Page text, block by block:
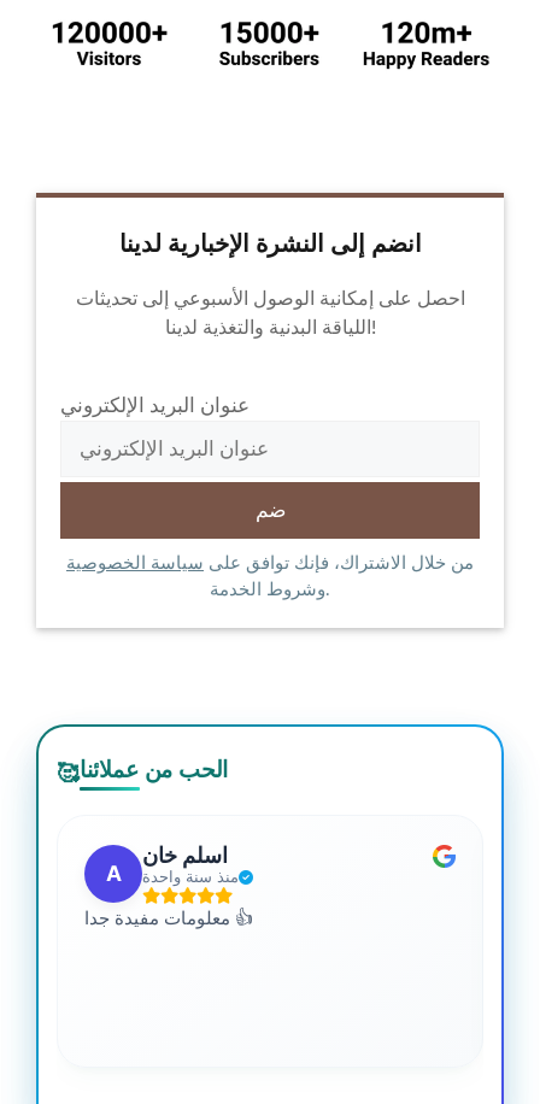
انضم إلى النشرة الإخبارية لدينا
احصل على إمكانية الوصول الأسبوعي إلى تحديثات
اللياقة البدنية والتغذية لدينا!
عنوان البريد الإلكتروني
من خلال الاشتراك، فإنك توافق على سياسة الخصوصية
وشروط الخدمة.
🥰الحب من عملائنا
A
اسلم خان
منذ سنة واحدة
معلومات مفيدة جدا 👍